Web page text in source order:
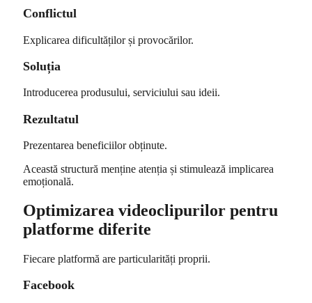
Conflictul
Explicarea dificultăților și provocărilor.
Soluția
Introducerea produsului, serviciului sau ideii.
Rezultatul
Prezentarea beneficiilor obținute.
Această structură menține atenția și stimulează implicarea
emoțională.
Optimizarea videoclipurilor pentru
platforme diferite
Fiecare platformă are particularități proprii.
Facebook